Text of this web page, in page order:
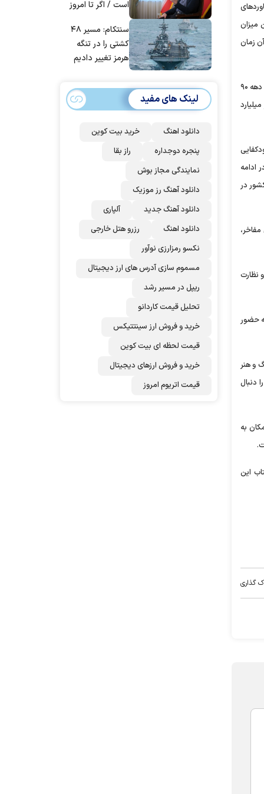
میزان
است که از سال ۱۳۶۶ با تدبیر رهبر که آن زمان
وزیر فرهنگ و ارشاد اسلامی گفت: برخی چهره‌های وابسته و مزدوران تلاش می‌کردند حوزه فرهنگ و هنر را از فضای انقلاب دور کنند، اتفاقات ناگواری که در دهه ۹۰
کرده بود. سال ۱۴۰۰ که بنده مسئول وزارت فرهنگ بودم، اقتصاد کتاب ۹ هزار میلیارد
است. در ادامه
کشور در
۲۵ فیلم در حوزه معرفی مفاخر،
نظارت
حضور
و هنر
دنبال
به
این
گذاری
است / اگر تا امروز
مردم ایران استسنتکام: مسیر ۴۸
کشتی را در تنگه
هرمز تغییر دادیم
لینک های مفید
دانلود اهنگ
خرید بیت کوین
پنجره دوجداره
راز بقا
نمایندگی مجاز بوش
دانلود آهنگ رز‌ موزیک
دانلود آهنگ جدید
آلپاری
دانلود اهنگ
رزرو هتل خارجی
نکسو رمزارزی نوآور
مسموم سازی آدرس های ارز دیجیتال
ریپل در مسیر رشد
تحلیل قیمت کاردانو
خرید و فروش ارز سینتتیکس
قیمت لحظه ای بیت کوین
خرید و فروش ارزهای دیجیتال
قیمت اتریوم امروز